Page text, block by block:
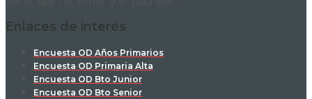
Enlaces de interés
Encuesta OD Años Primarios
Encuesta OD Primaria Alta
Encuesta OD Bto Junior
Encuesta OD Bto Senior